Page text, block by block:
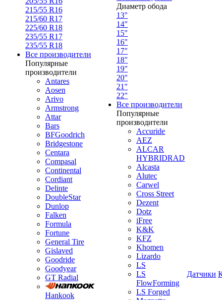
215/55 R16
215/60 R17
225/60 R18
235/55 R17
235/55 R18
Все производители
Популярные
производители
Antares
Aosen
Arivo
Armstrong
Attar
Bars
BFGoodrich
Bridgestone
Centara
Compasal
Continental
Cordiant
Delinte
DoubleStar
Dunlop
Falken
Formula
Fortune
General Tire
Gislaved
Goodride
Goodyear
GT Radial
Hankook
Диаметр обода
13"
14"
15"
16"
17"
18"
19"
20"
21"
22"
Все производители
Популярные
производители
Accuride
AEZ
ALCAR
HYBRIDRAD
Alcasta
Alutec
Carwel
Cross Street
Dezent
Dotz
iFree
K&K
KFZ
Khomen
Lizardo
LS
LS
FlowForming
LS Forged
Датчики